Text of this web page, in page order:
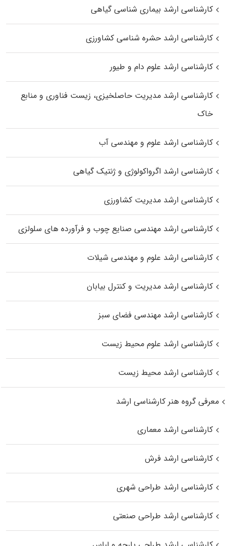
کارشناسی ارشد بیماری‌ شناسی گیاهی
کارشناسی ارشد حشره‌ شناسی کشاورزی
کارشناسی ارشد علوم دام و طیور
کارشناسی ارشد مدیریت حاصلخیزی، زیست فناوری و منابع
خاک
کارشناسی ارشد علوم و مهندسی آب
کارشناسی ارشد اگرواکولوژی و ژنتیک گیاهی
کارشناسی ارشد مدیریت کشاورزی
کارشناسی ارشد مهندسی صنایع چوب و فرآورده‌ های سلولزی
کارشناسی ارشد علوم و مهندسی شیلات
کارشناسی ارشد مدیریت و کنترل بیابان
کارشناسی ارشد مهندسی فضای سبز
کارشناسی ارشد علوم محیط‌ زیست
کارشناسی ارشد محیط زیست
معرفی گروه هنر کارشناسی ارشد
کارشناسی ارشد معماری
کارشناسی ارشد فرش
کارشناسی ارشد طراحی شهری
کارشناسی ارشد طراحی صنعتی